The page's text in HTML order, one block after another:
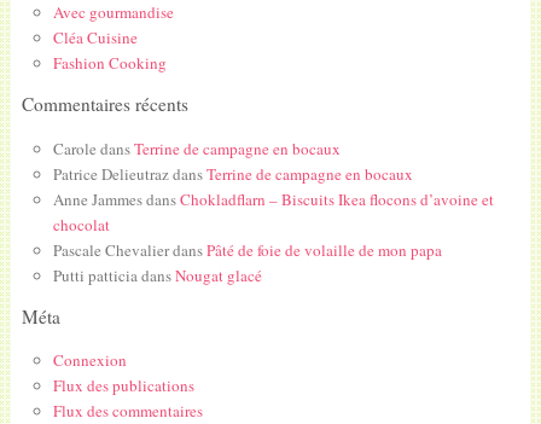
Avec gourmandise
Cléa Cuisine
Fashion Cooking
Commentaires récents
Carole dansTerrine de campagne en bocaux
Patrice DelieutrazdansTerrine de campagne en bocaux
Anne JammesdansChokladflarn – Biscuits Ikea flocons d’avoine et
chocolat
Pascale ChevalierdansPâté de foie de volaille de mon papa
Putti patticiadansNougat glacé
Méta
Connexion
Flux des publications
Flux des commentaires